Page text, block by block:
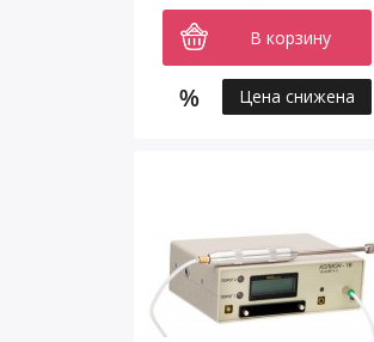
В корзину
Цена снижена